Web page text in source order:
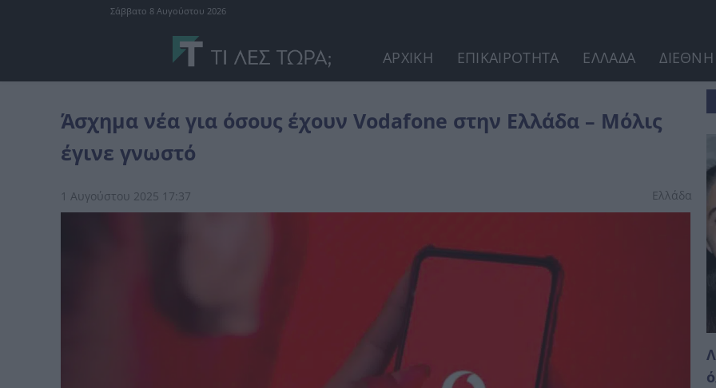
Σάββατο 8 Αυγούστου 2026
ΑΡΧΙΚΗ ΕΠΙΚΑΙΡΟΤΗΤΑ ΕΛΛΑΔΑ ΔΙΕΘΝΗ
Άσχημα νέα για όσους έχουν Vodafone στην Ελλάδα – Μόλις
έγινε γνωστό
1 Αυγούστου 2025 17:37 Ελλάδα